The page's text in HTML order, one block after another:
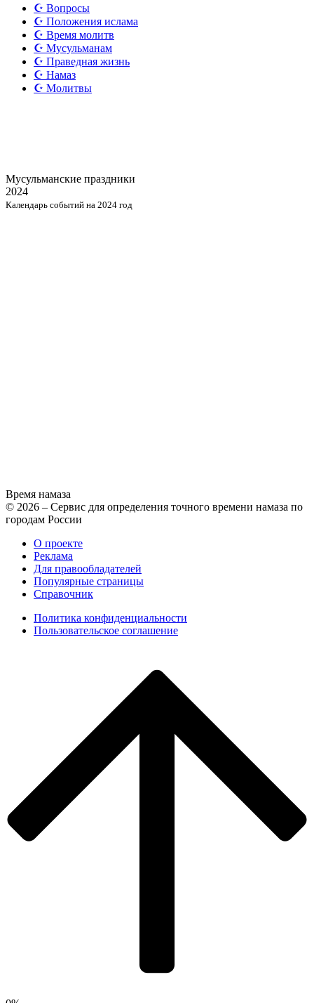
☪️ Вопросы
☪️ Положения ислама
☪️ Время молитв
☪️ Мусульманам
☪️ Праведная жизнь
☪️ Намаз
☪️ Молитвы
Мусульманские праздники
2024
Календарь событий на 2024 год
Время намаза
© 2026 – Сервис для определения точного времени намаза по
городам России
О проекте
Реклама
Для правообладателей
Популярные страницы
Справочник
Политика конфиденциальности
Пользовательское соглашение